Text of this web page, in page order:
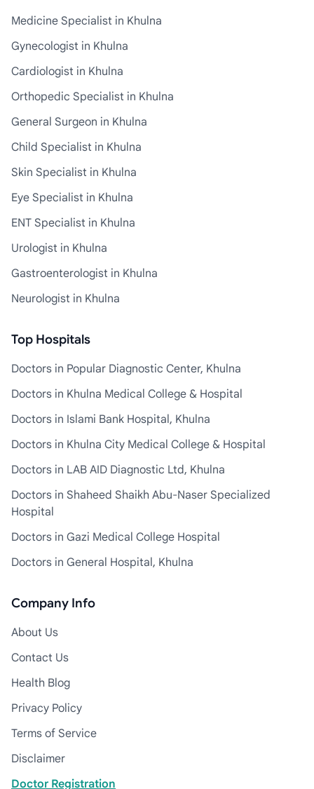
Medicine Specialist in Khulna
Gynecologist in Khulna
Cardiologist in Khulna
Orthopedic Specialist in Khulna
General Surgeon in Khulna
Child Specialist in Khulna
Skin Specialist in Khulna
Eye Specialist in Khulna
ENT Specialist in Khulna
Urologist in Khulna
Gastroenterologist in Khulna
Neurologist in Khulna
Top Hospitals
Doctors in Popular Diagnostic Center, Khulna
Doctors in Khulna Medical College & Hospital
Doctors in Islami Bank Hospital, Khulna
Doctors in Khulna City Medical College & Hospital
Doctors in LAB AID Diagnostic Ltd, Khulna
Doctors in Shaheed Shaikh Abu-Naser Specialized
Hospital
Doctors in Gazi Medical College Hospital
Doctors in General Hospital, Khulna
Company Info
About Us
Contact Us
Health Blog
Privacy Policy
Terms of Service
Disclaimer
Doctor Registration